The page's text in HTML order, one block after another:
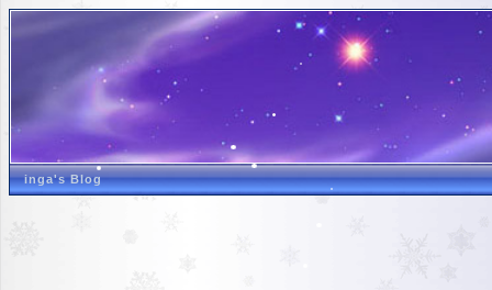
inga's Blog